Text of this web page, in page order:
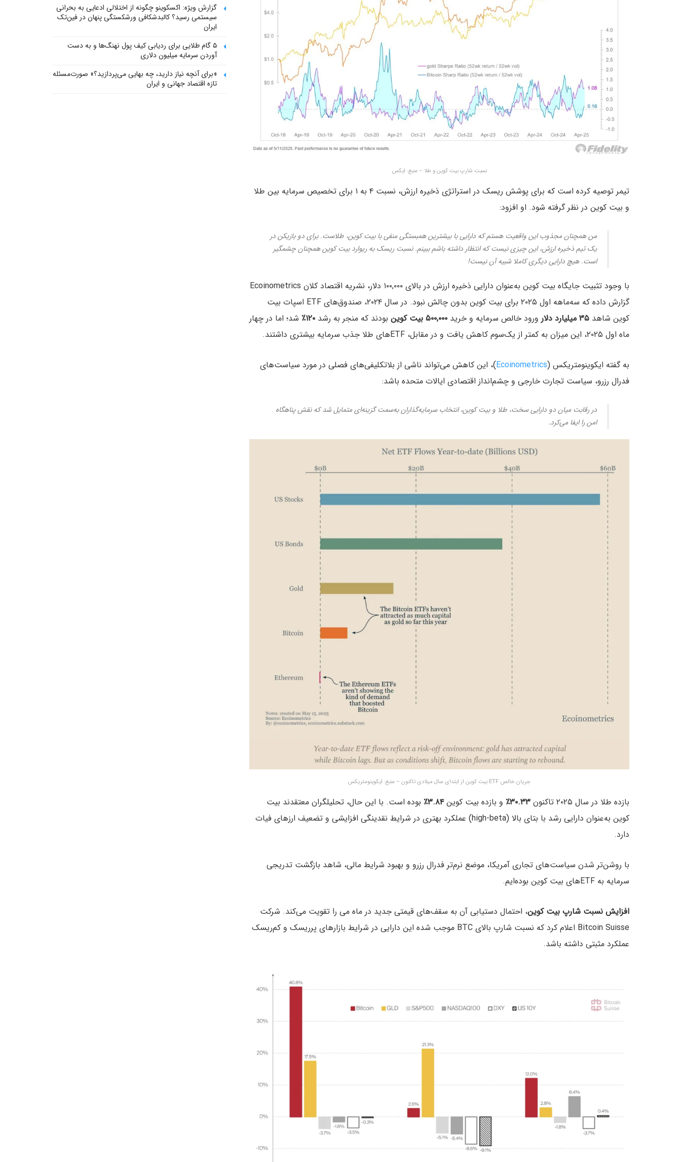
نسبت شارپ بیت کوین و طلا – منبع: ایکس
تیمر توصیه کرده است که برای پوشش ریسک در استراتژی ذخیره ارزش، نسبت ۴ به ۱ برای تخصیص سرمایه بین طلا
و بیت کوین در نظر گرفته شود. او افزود:
من همچنان مجذوب این واقعیت هستم که دارایی با بیشترین همبستگی منفی با بیت کوین، طلاست. برای دو بازیکن در
یک تیم ذخیره ارزش، این چیزی نیست که انتظار داشته باشم ببینم. نسبت ریسک به ریوارد بیت کوین همچنان چشمگیر
است. هیچ دارایی دیگری کاملا شبیه آن نیست!
با وجود تثبیت جایگاه بیت کوین به‌عنوان دارایی ذخیره ارزش در بالای ۱۰۰,۰۰۰ دلار، نشریه اقتصاد کلان Ecoinometrics
گزارش داده که سه‌ماهه اول ۲۰۲۵ برای بیت کوین بدون چالش نبود. در سال ۲۰۲۴، صندوق‌های ETF اسپات بیت
کوین شاهد ۳۵ میلیارد دلار ورود خالص سرمایه و خرید ۵۰۰,۰۰۰ بیت کوین بودند که منجر به رشد ۱۲۰٪ شد؛ اما در چهار
ماه اول ۲۰۲۵، این میزان به کمتر از یک‌سوم کاهش یافت و در مقابل، ETFهای طلا جذب سرمایه بیشتری داشتند.
به گفته ایکوینومتریکس (Ecoinometrics)، این کاهش می‌تواند ناشی از بلاتکلیفی‌های فصلی در مورد سیاست‌های
فدرال رزرو، سیاست تجارت خارجی و چشم‌انداز اقتصادی ایالات متحده باشد:
در رقابت میان دو دارایی سخت، طلا و بیت کوین، انتخاب سرمایه‌گذاران به‌سمت گزینه‌ای متمایل شد که نقش پناهگاه
امن را ایفا می‌کرد.
جریان خالص ETF بیت کوین از ابتدای سال میلادی تاکنون – منبع: ایکوینومتریکس
بازده طلا در سال ۲۰۲۵ تاکنون ۳۰.۳۳٪ و بازده بیت کوین۳.۸۴٪ بوده است. با این حال، تحلیلگران معتقدند بیت
کوین به‌عنوان دارایی رشد با بتای بالا (high-beta) عملکرد بهتری در شرایط نقدینگی افزایشی و تضعیف ارزهای فیات
دارد.
با روشن‌تر شدن سیاست‌های تجاری آمریکا، موضع نرم‌تر فدرال رزرو و بهبود شرایط مالی، شاهد بازگشت تدریجی
سرمایه به ETFهای بیت کوین بوده‌ایم.
افزایش نسبت شارپ بیت کوین، احتمال دستیابی آن به سقف‌های قیمتی جدید در ماه می را تقویت می‌کند. شرکت
Bitcoin Suisse اعلام کرد که نسبت شارپ بالای BTC موجب شده این دارایی در شرایط بازارهای پرریسک و کم‌ریسک
عملکرد مثبتی داشته باشد.
گزارش ویژه: اکسکوینو چگونه از اختلالی ادعایی به بحرانی
سیستمی رسید؟ کالبدشکافی ورشکستگی پنهان در فین‌تک
ایران
۵ گام طلایی برای ردیابی کیف پول‌ نهنگ‌ها و به دست
آوردن سرمایه میلیون دلاری
«برای آنچه نیاز دارید، چه بهایی می‌پردازید؟» صورت‌مسئله
تازه اقتصاد جهانی و ایران